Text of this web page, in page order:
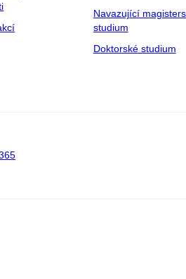
Navazující
studium
Doktorské studium